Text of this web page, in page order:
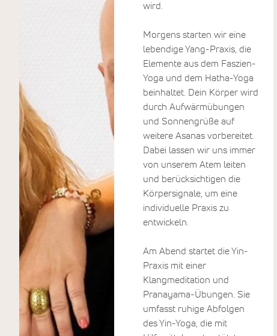
verschiedenen Saunen steht
Ruhewohnzimmer mit Seeblick
finden Sie Stille, am
hoteleigenen Sandstrand
Spaziergängen erkunden Sie
die Umgebung – ob kleine
oder große See-Runde liegt
bei Ihnen. Die vegetarische
Halbpension gibt Ihrem
Körper Energie für diese Tage
in Achtsamkeit.
wird.
Morgens starten wir eine
lebendige Yang-Praxis, die
Elemente aus dem Faszien-
Yoga und dem Hatha-Yoga
beinhaltet. Dein Körper wird
durch Aufwärmübungen
und Sonnengrüße auf
weitere Asanas vorbereitet.
Dabei lassen wir uns immer
von unserem Atem leiten
und berücksichtigen die
Körpersignale, um eine
individuelle Praxis zu
entwickeln.
Am Abend startet die Yin-
Praxis mit einer
Klangmeditation und
Pranayama-Übungen. Sie
umfasst ruhige Abfolgen
des Yin-Yoga, die mit